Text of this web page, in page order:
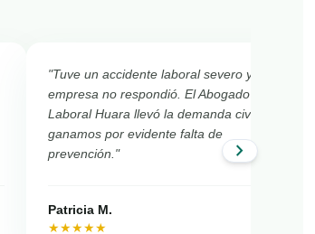
"Tuve un accidente laboral severo y la
empresa no respondió. El Abogado
Laboral Huara llevó la demanda civil y
ganamos por evidente falta de
prevención."
Patricia M.
★★★★★
chevron_right